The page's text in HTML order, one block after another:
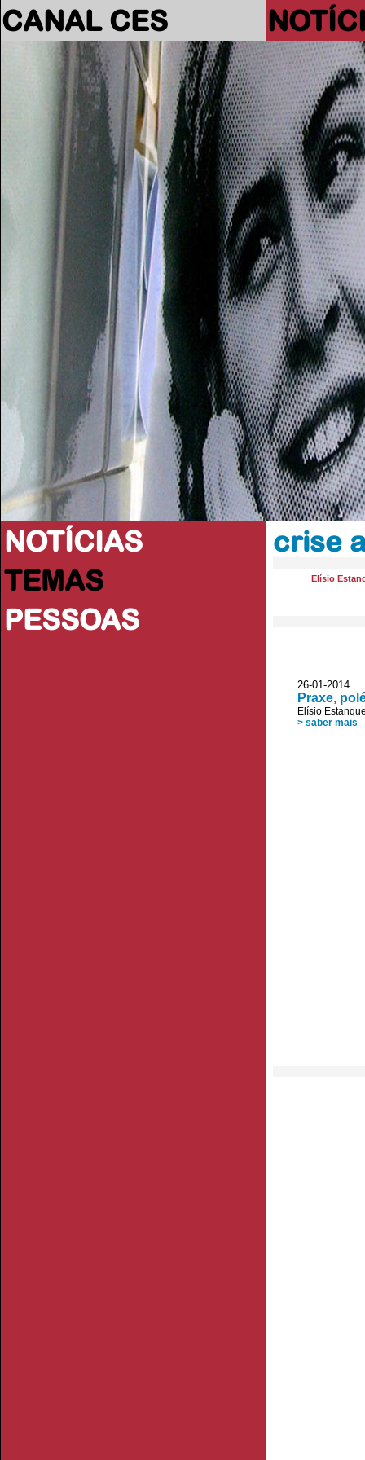
CANAL CES
NOTÍCIAS
TEMAS
PESSOAS
crise
Elísio
26-01-
Praxe,
Elísio
> saber mais